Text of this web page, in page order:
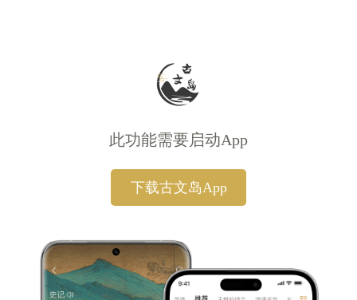
此功能需要启动App
下载古文岛App